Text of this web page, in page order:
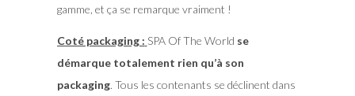
gamme, et ça se remarque vraiment !
Coté packaging : SPA Of The World se
démarque totalement rien qu’à son
packaging. Tous les contenants se déclinent dans